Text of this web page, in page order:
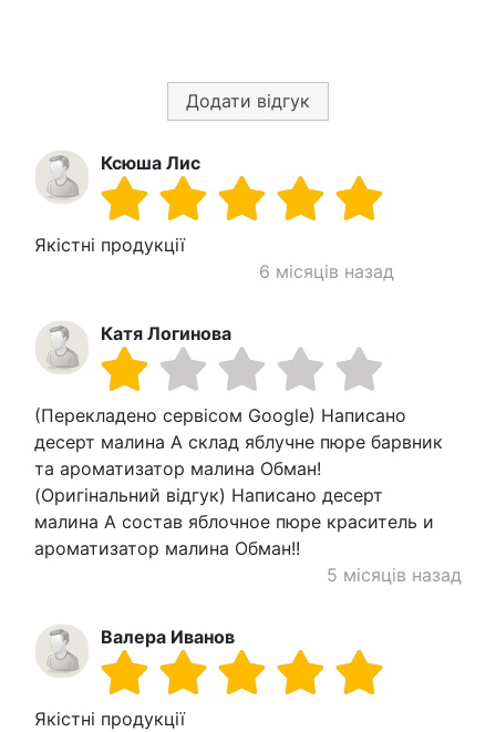
Додати відгук
Ксюша Лис
Якістні продукції
6 місяців назад
Катя Логинова
(Перекладено сервісом Google) Написано
десерт малина А склад яблучне пюре барвник
та ароматизатор малина Обман!
(Оригінальний відгук) Написано десерт
малина А состав яблочное пюре краситель и
ароматизатор малина Обман!!
5 місяців назад
Валера Иванов
Якістні продукції